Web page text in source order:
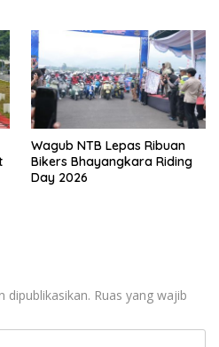
Wagub NTB Lepas Ribuan
Bikers Bhayangkara Riding
Day 2026
dipublikasikan. Ruas yang wajib